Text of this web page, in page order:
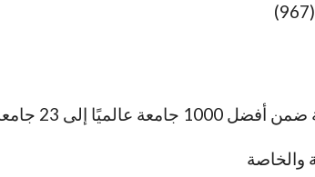
إلى 23 جامعة.
والخاصة